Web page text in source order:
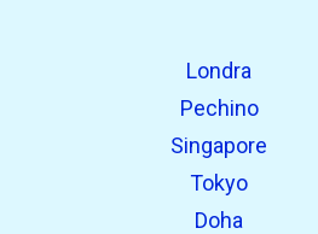
Londra
Pechino
Singapore
Tokyo
Doha